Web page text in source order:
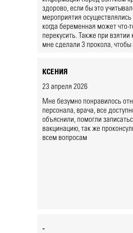
здорово, если бы это
мероприятия осуществлялись
когда беременная может что-
перекусить. Также при взятии
мне сделали 3 прокола, чтобы
синяки. Возможно, дело в том,
взятия не выглядел так, что
что безусловно вызывало
было впервые.
КСЕНИЯ
23 апреля 2026
Мне безумно понравилось
персонала, врача, все
объяснили, помогли
вакцинацию, так же
всем вопросам
-